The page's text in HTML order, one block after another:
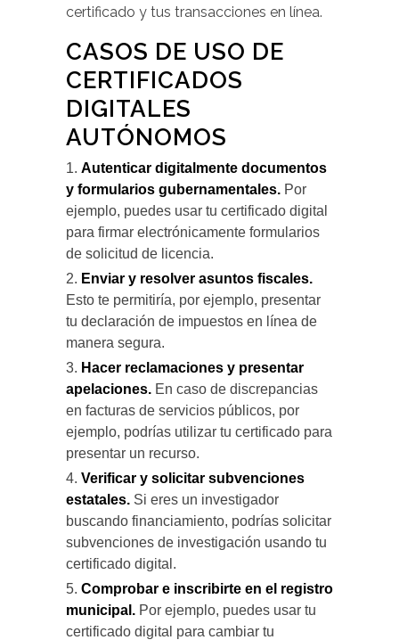
certificado y tus transacciones en línea.
CASOS DE USO DE
CERTIFICADOS
DIGITALES
AUTÓNOMOS
Autenticar digitalmente documentos
y formularios gubernamentales. Por
ejemplo, puedes usar tu certificado digital
para firmar electrónicamente formularios
de solicitud de licencia.
Enviar y resolver asuntos fiscales.
Esto te permitiría, por ejemplo, presentar
tu declaración de impuestos en línea de
manera segura.
Hacer reclamaciones y presentar
apelaciones. En caso de discrepancias
en facturas de servicios públicos, por
ejemplo, podrías utilizar tu certificado para
presentar un recurso.
Verificar y solicitar subvenciones
estatales. Si eres un investigador
buscando financiamiento, podrías solicitar
subvenciones de investigación usando tu
certificado digital.
Comprobar e inscribirte en el registro
municipal. Por ejemplo, puedes usar tu
certificado digital para cambiar tu